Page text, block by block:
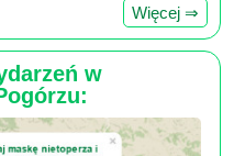
Więcej ⇒
w